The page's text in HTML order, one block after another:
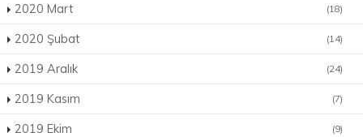
2020 Mart (18)
2020 Şubat (14)
2019 Aralık (24)
2019 Kasım (7)
2019 Ekim (9)